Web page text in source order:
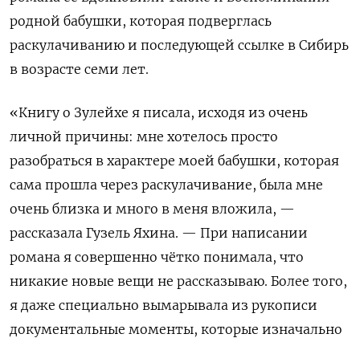
родной бабушки, которая подверглась
раскулачиванию и последующей ссылке в Сибирь
в возрасте семи лет.
«Книгу о Зулейхе я писала, исходя из очень
личной причины: мне хотелось просто
разобраться в характере моей бабушки, которая
сама прошла через раскулачивание, была мне
очень близка и много в меня вложила, —
рассказала Гузель Яхина. — При написании
романа я совершенно чётко понимала, что
никакие новые вещи не рассказываю. Более того,
я даже специально вымарывала из рукописи
документальные моменты, которые изначально